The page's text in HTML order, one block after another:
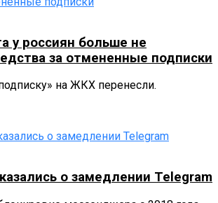
у россиян больше не
за отмененные подписки
на ЖКХ перенесли.
о замедлении Telegram